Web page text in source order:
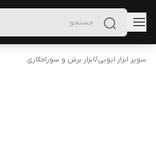
سوپر ابزار ایوبی/ابزار برش و سوراخکاری